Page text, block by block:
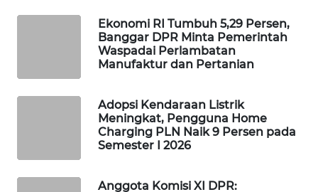
Ekonomi RI Tumbuh 5,29 Persen,
Banggar DPR Minta Pemerintah
Waspadai Perlambatan
Manufaktur dan Pertanian
Adopsi Kendaraan Listrik
Meningkat, Pengguna Home
Charging PLN Naik 9 Persen pada
Semester I 2026
Anggota Komisi XI DPR:
WAHANA
WISATA